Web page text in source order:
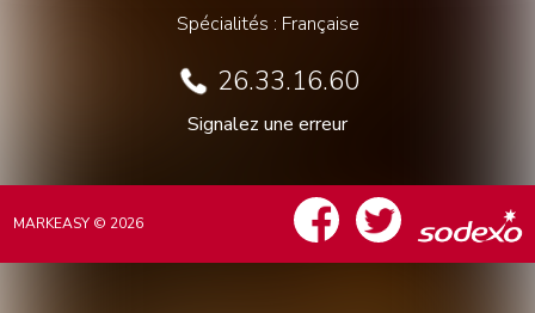
Spécialités : Française
26.33.16.60
Signalez une erreur
MARKEASY © 2026